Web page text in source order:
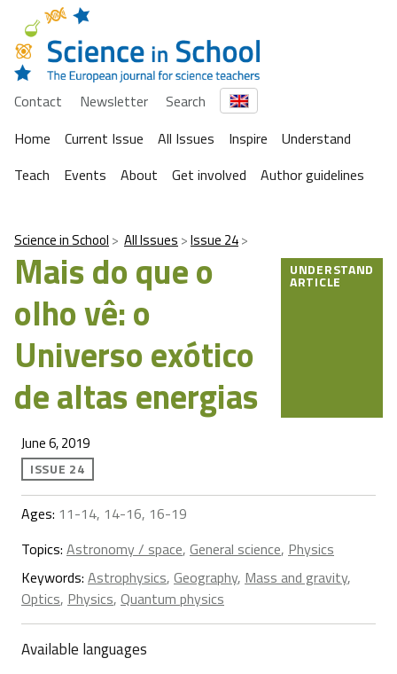
Contact Newsletter
Search
Home
Current Issue All Issues Inspire
Understand
Teach
Events About Get involved Author guidelines
Science in School All Issues Issue 24
Mais do que o
olho vê: o
Universo exótico
de altas energias
UNDERSTAND
ARTICLE
June 6, 2019
ISSUE 24
Ages: 11-14, 14-16, 16-19
Topics: Astronomy / space, General science, Physics
Keywords: Astrophysics, Geography, Mass and gravity,
Optics, Physics, Quantum physics
Available languages